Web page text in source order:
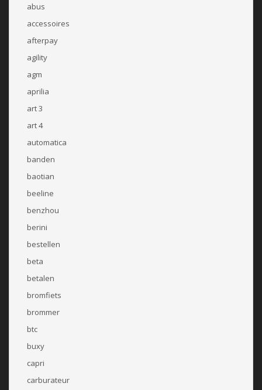
abus
accessoires
afterpay
agility
agm
aprilia
art 3
art 4
automatica
banden
baotian
beeline
benzhou
berini
bestellen
beta
betalen
bromfiets
brommer
btc
buxy
capri
carburateur